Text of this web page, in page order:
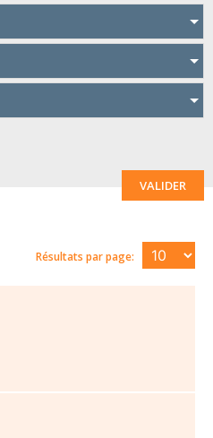
VALIDER
Résultats par page: